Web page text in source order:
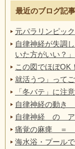
最近のブログ記事
元パラリンピッ
自律神経が失調
いた方がいい？」
この図でほぼ
就活うつ」って
「冬バテ」に注意
自律神経の動き
自律神経 の ア
痛覚の麻痺 ＝
海水浴・プール